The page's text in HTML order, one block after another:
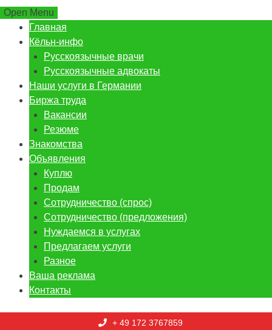
Open Menu
Главная
Кёльн-инфо
Русскоязычные врачи
Русскоязычные адвокаты
Наши услуги в Германии
Биржа труда
Вакансии
Резюме
Знакомства
Объявления
Куплю
Продам
Сотрудничество (спрос)
Сотрудничество (предложения)
Нуждаемся в услугах
Предлагаем услуги
Разное
Ваша реклама
Контакты
+ 49 172 3767859